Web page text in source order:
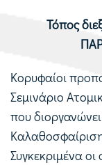
Τόπος
Κορυφαίοι
Σεμινάριο
που
Συγκεκριμένα οι